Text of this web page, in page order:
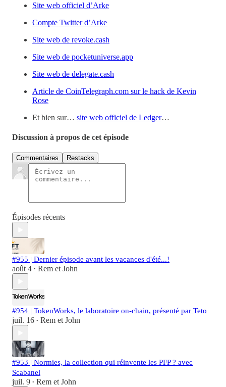
Site web officiel d’Arke
Compte Twitter d’Arke
Site web de revoke.cash
Site web de pocketuniverse.app
Site web de delegate.cash
Article de CoinTelegraph.com sur le hack de Kevin
Rose
Et bien sur… site web officiel de Ledger…
Discussion à propos de cet épisode
Commentaires Restacks
Épisodes récents
#955 | Dernier épisode avant les vacances d'été...!
août 4 • Rem et John
#954 | TokenWorks, le laboratoire on-chain, présenté par Teto
juil. 16 • Rem et John
#953 | Normies, la collection qui réinvente les PFP ? avec
Scabanel
juil. 9 • Rem et John